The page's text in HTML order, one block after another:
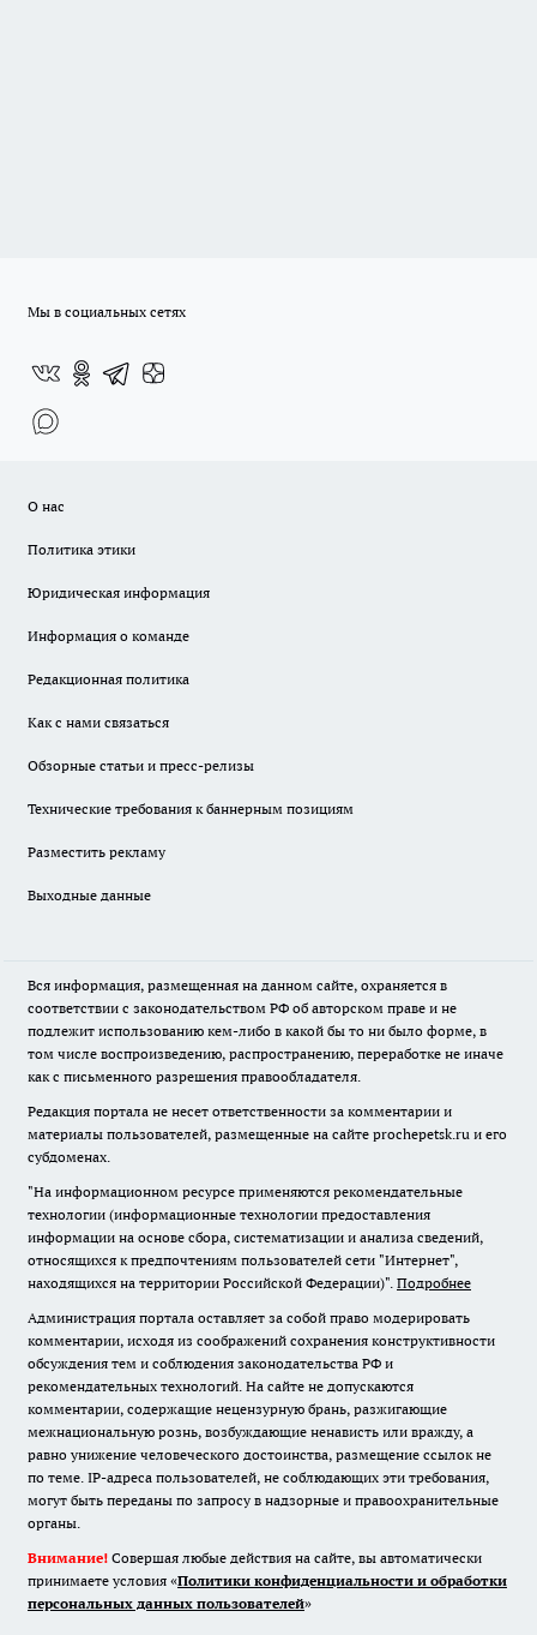
Мы в социальных сетях
О нас
Политика этики
Юридическая информация
Информация о команде
Редакционная политика
Как с нами связаться
Обзорные статьи и пресс-релизы
Технические требования к баннерным позициям
Разместить рекламу
Выходные данные
Вся информация, размещенная на данном сайте, охраняется в
соответствии с законодательством РФ об авторском праве и не
подлежит использованию кем-либо в какой бы то ни было форме, в
том числе воспроизведению, распространению, переработке не иначе
как с письменного разрешения правообладателя.
Редакция портала не несет ответственности за комментарии и
материалы пользователей, размещенные на сайте prochepetsk.ru и его
субдоменах.
"На информационном ресурсе применяются рекомендательные
технологии (информационные технологии предоставления
информации на основе сбора, систематизации и анализа сведений,
относящихся к предпочтениям пользователей сети "Интернет",
находящихся на территории Российской Федерации)". Подробнее
Администрация портала оставляет за собой право модерировать
комментарии, исходя из соображений сохранения конструктивности
обсуждения тем и соблюдения законодательства РФ и
рекомендательных технологий. На сайте не допускаются
комментарии, содержащие нецензурную брань, разжигающие
межнациональную рознь, возбуждающие ненависть или вражду, а
равно унижение человеческого достоинства, размещение ссылок не
по теме. IP-адреса пользователей, не соблюдающих эти требования,
могут быть переданы по запросу в надзорные и правоохранительные
органы.
Внимание! Совершая любые действия на сайте, вы автоматически
принимаете условия «Политики конфиденциальности и обработки
персональных данных пользователей»